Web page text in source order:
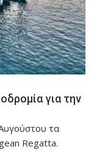
για την
τα
Regatta.